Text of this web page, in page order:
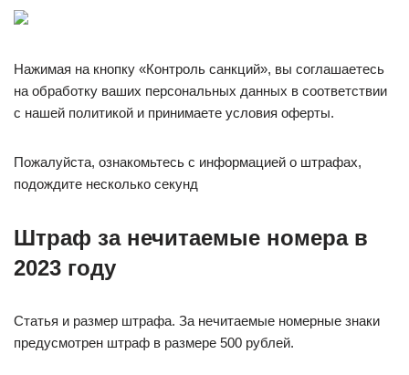
Нажимая на кнопку «Контроль санкций», вы соглашаетесь
на обработку ваших персональных данных в соответствии
с нашей политикой и принимаете условия оферты.
Пожалуйста, ознакомьтесь с информацией о штрафах,
подождите несколько секунд
Штраф за нечитаемые номера в
2023 году
Статья и размер штрафа. За нечитаемые номерные знаки
предусмотрен штраф в размере 500 рублей.